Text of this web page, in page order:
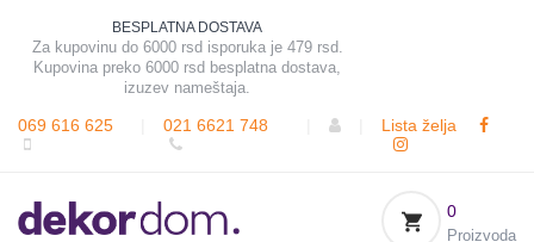
BESPLATNA DOSTAVA
Za kupovinu do 6000 rsd isporuka je 479 rsd.
Kupovina preko 6000 rsd besplatna dostava,
izuzev nameštaja.
069 616 625 021 6621 748 Lista želja
0
Proizvoda